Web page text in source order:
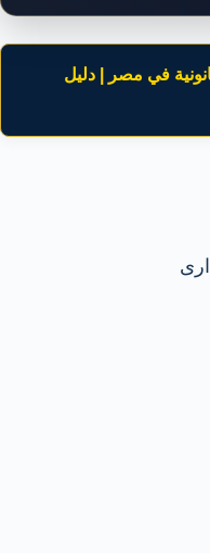
في مصر | دليل